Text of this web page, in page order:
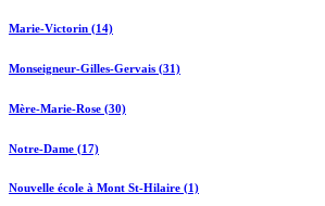
Marie-Victorin (14)
Monseigneur-Gilles-Gervais (31)
Mère-Marie-Rose (30)
Notre-Dame (17)
Nouvelle école à Mont St-Hilaire (1)